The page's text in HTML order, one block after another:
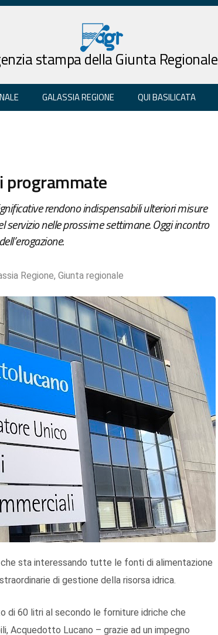
stampa della Giunta Regionale
GALASSIA REGIONE QUI BASILICATA
programmate
rendono indispensabili ulteriori misure
nelle prossime settimane. Oggi incontro
Regione, Giunta regionale
che sta interessando tutte le fonti di alimentazione
di gestione della risorsa idrica.
di 60 litri al secondo le forniture idriche che
Acquedotto Lucano – grazie ad un impegno